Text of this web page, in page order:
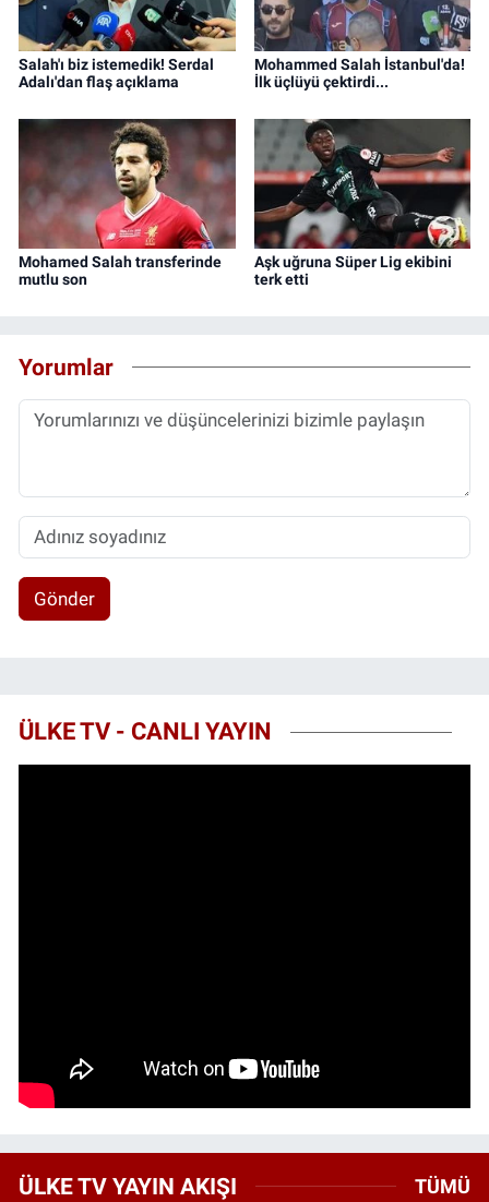
Salah'ı biz istemedik! Serdal
Adalı'dan flaş açıklama
Mohammed Salah İstanbul'da!
İlk üçlüyü çektirdi...
Mohamed Salah transferinde
mutlu son
Aşk uğruna Süper Lig ekibini
terk etti
Yorumlar
Gönder
ÜLKE TV - CANLI YAYIN
ÜLKE TV YAYIN AKIŞI TÜMÜ